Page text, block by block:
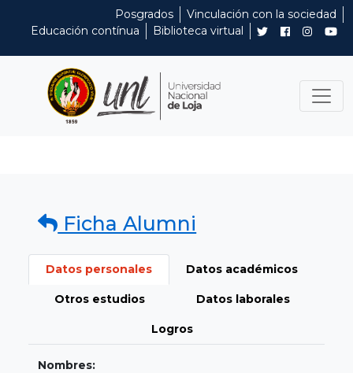
Posgrados
Vinculación con la sociedad
Educación contínua
Biblioteca virtual
Ficha Alumni
Datos personales Datos académicos
Otros estudios Datos laborales
Logros
Nombres: